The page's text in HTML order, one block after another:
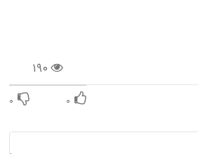
۱۹۰
۰ ۰